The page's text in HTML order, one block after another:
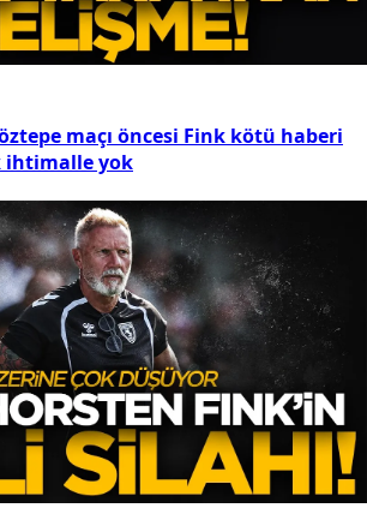
maçı öncesi Fink kötü haberi
ihtimalle yok